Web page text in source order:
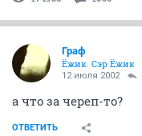
Граф
Ёжик. Сэр Ёжик
12 июля 2002
а что за череп-то?
ОТВЕТИТЬ